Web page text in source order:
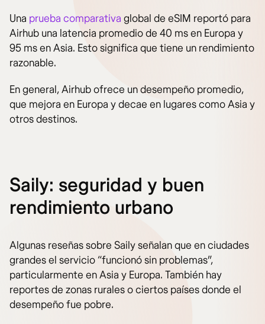
Una prueba comparativa global de eSIM reportó para
Airhub una latencia promedio de 40 ms en Europa y
95 ms en Asia. Esto significa que tiene un rendimiento
razonable.
En general, Airhub ofrece un desempeño promedio,
que mejora en Europa y decae en lugares como Asia y
otros destinos.
Saily: seguridad y buen
rendimiento urbano
Algunas reseñas sobre Saily señalan que en ciudades
grandes el servicio “funcionó sin problemas”,
particularmente en Asia y Europa. También hay
reportes de zonas rurales o ciertos países donde el
desempeño fue pobre.